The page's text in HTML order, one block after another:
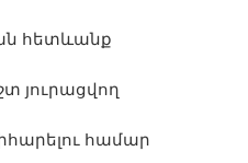
հետևանք
յուրացվող
համար